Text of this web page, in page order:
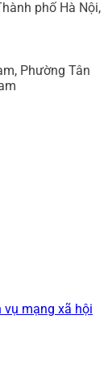
phố Hà Nội,
Phường Tân
mạng xã hội